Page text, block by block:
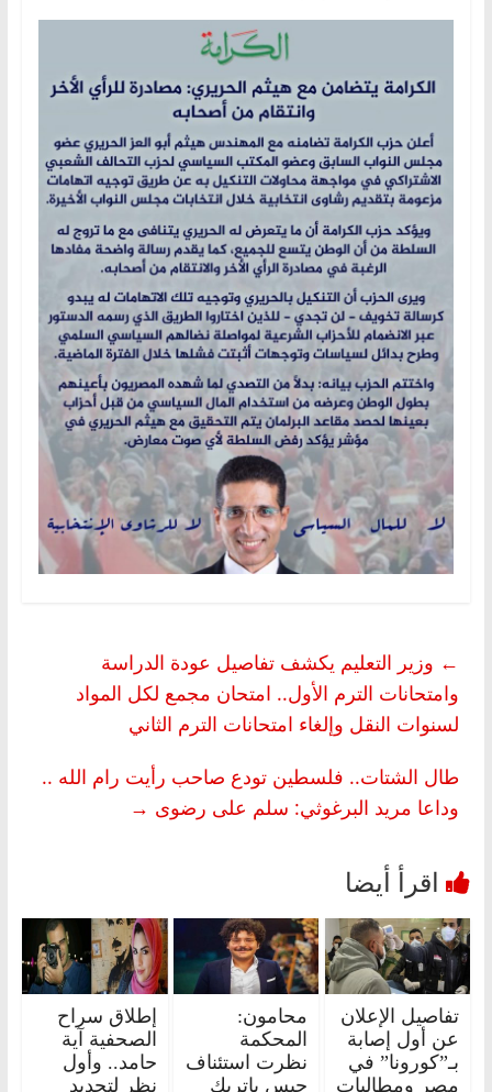
← وزير التعليم يكشف تفاصيل عودة الدراسة
وامتحانات الترم الأول.. امتحان مجمع لكل المواد
لسنوات النقل وإلغاء امتحانات الترم الثاني
طال الشتات.. فلسطين تودع صاحب رأيت رام الله ..
وداعا مريد البرغوثي: سلم على رضوى →
تفاصيل الإعلان
عن أول إصابة
بـ”كورونا” في
مصر ومطالبات
محامون:
المحكمة
نظرت استئناف
حبس باتريك
إطلاق سراح
الصحفية آية
حامد.. وأول
نظر لتجديد